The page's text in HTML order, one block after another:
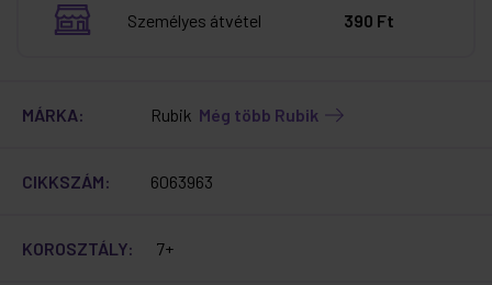
Személyes átvétel 390 Ft
MÁRKA: Rubik Még több Rubik
CIKKSZÁM: 6063963
KOROSZTÁLY: 7+